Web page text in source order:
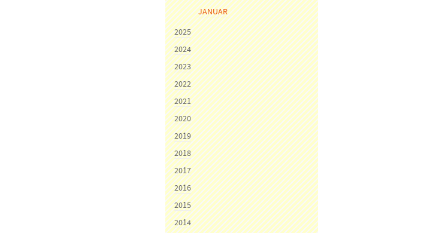
JANUAR
2025
2024
2023
2022
2021
2020
2019
2018
2017
2016
2015
2014